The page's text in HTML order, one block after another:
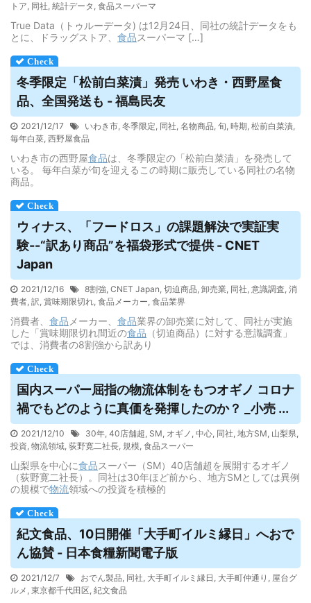
トア, 同社, 統計データ , 食品スーパーマ
True Data（トゥルーデータ) は12月24日、同社の統計データをも
とに、ドラッグストア、 食品スーパーマ […]
冬季限定「松前白菜漬」発売 いわき・西野屋食
品、全国発送も - 福島民友
2021/12/17 いわき市, 冬季限定, 同社, 名物商品, 旬, 時期, 松前白菜漬,
毎年白菜, 西野屋食品
いわき市の西野屋食品は、冬季限定の「松前白菜漬」を発売して
いる。 毎年白菜が旬を迎えるこの時期に販売している同社の名物
商品。
ウィナス、「フードロス」の課題解決で実証実
験--“訳あり商品”を福袋形式で提供 - CNET
Japan
2021/12/16 8割強, CNET Japan, 切迫商品, 卸売業, 同社, 意識調査, 消
費者, 訳, 賞味期限切れ, 食品メーカー, 食品業界
消費者、 食品 メーカー、 食品業界の卸売業に対して、同社が実施
した「賞味期限切れ間近の食品 （切迫商品）に対する意識調査」
では、消費者の8割強から訳あり
国内スーパー屈指の物流体制をもつオギノ コロナ
禍でもどのように真価を発揮したのか？ _小売 ...
2021/12/10 30年, 40店舗超, SM, オギノ , 中心, 同社, 地方SM, 山梨県,
投資, 物流領域, 荻野寛二社長, 規模, 食品スーパー
山梨県を中心に食品スーパー（SM）40店舗超を展開するオギノ
（荻野寛二社長）。同社は30年ほど前から、地方SMとしては異例
の規模で物流領域への投資を積極的
紀文食品、10日開催「大手町イルミ縁日」へおで
ん協賛 - 日本食糧新聞電子版
2021/12/7 おでん製品, 同社, 大手町イルミ縁日 , 大手町仲通り , 屋台グ
ルメ , 東京都千代田区, 紀文食品